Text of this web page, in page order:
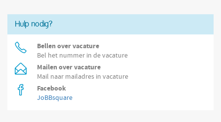
Hulp nodig?
Bellen over vacature
Bel het nummer in de vacature
Mailen over vacature
Mail naar mailadres in vacature
Facebook
JoBBsquare